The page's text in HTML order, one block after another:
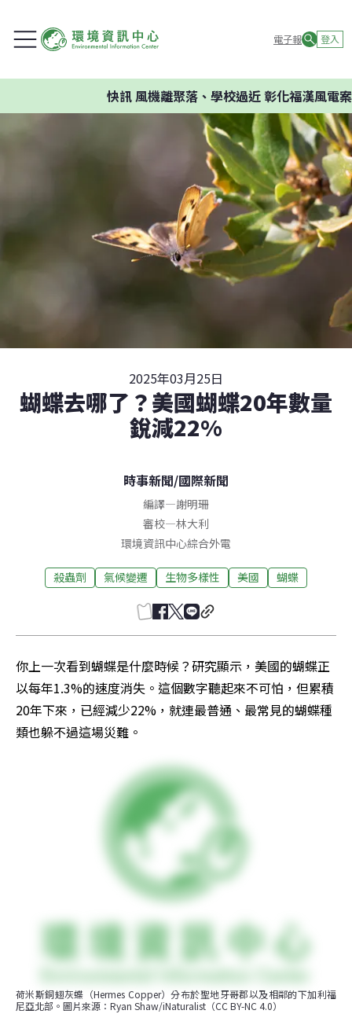
電子報 登入
風機離聚落、學校過近 彰化福漢風電案環委
2025年03月25日
蝴蝶去哪了？美國蝴蝶20年數量
銳減22%
時事新聞/國際新聞
編譯—謝明珊
審校—林大利
環境資訊中心綜合外電
殺蟲劑 氣候變遷 生物多樣性 美國 蝴蝶
你上一次看到蝴蝶是什麼時候？研究顯示，美國的蝴蝶正
以每年1.3%的速度消失。這個數字聽起來不可怕，但累積
20年下來，已經減少22%，就連最普通、最常見的蝴蝶種
類也躲不過這場災難。
荷米斯銅翅灰蝶（Hermes Copper）分布於聖地牙哥郡以及相鄰的下加利福
尼亞北部。圖片來源：Ryan Shaw/iNaturalist（CC BY-NC 4.0）